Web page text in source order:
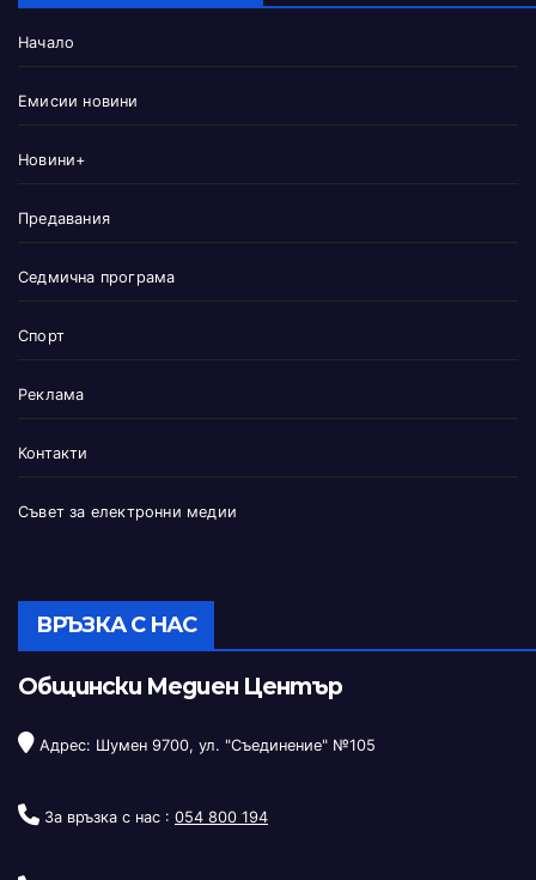
Начало
Емисии новини
Новини+
Предавания
Седмична програма
Спорт
Реклама
Контакти
Съвет за електронни медии
ВРЪЗКА С НАС
Общински Медиен Център
Адрес: Шумен 9700, ул. "Съединение" №105
За връзка с нас : 054 800 194